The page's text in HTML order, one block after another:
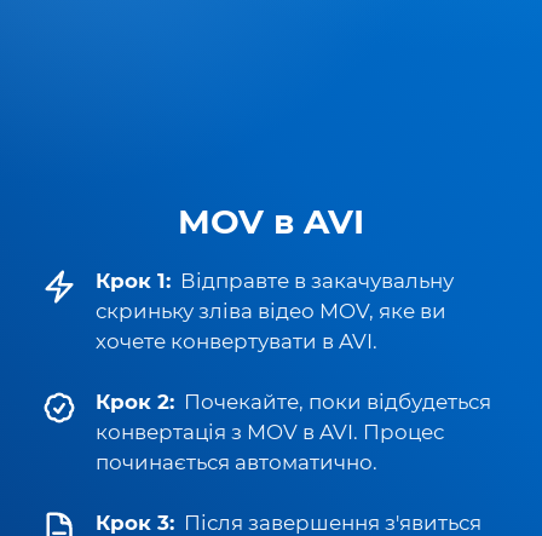
MOV в AVI
Крок 1: Відправте в закачувальну
скриньку зліва відео MOV, яке ви
хочете конвертувати в AVI.
Крок 2: Почекайте, поки відбудеться
конвертація з MOV в AVI. Процес
починається автоматично.
Крок 3: Після завершення з'явиться